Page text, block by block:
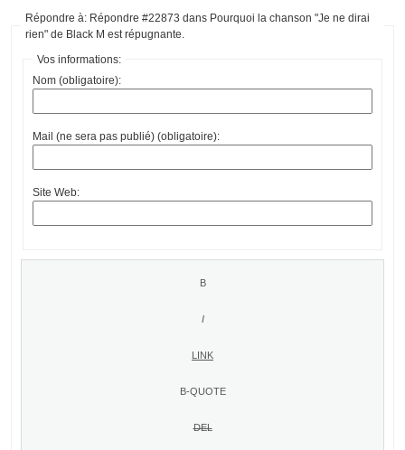
Répondre à: Répondre #22873 dans Pourquoi la chanson "Je ne dirai
rien" de Black M est répugnante.
Vos informations:
Nom (obligatoire):
Mail (ne sera pas publié) (obligatoire):
Site Web: